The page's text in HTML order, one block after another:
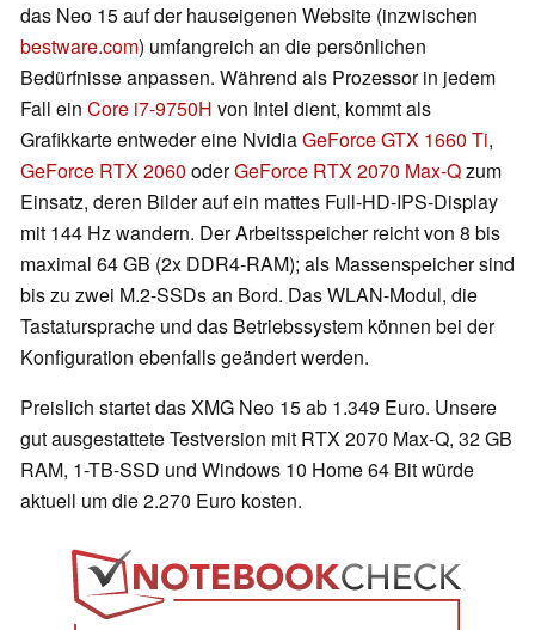
das Neo 15 auf der hauseigenen Website (inzwischen
bestware.com) umfangreich an die persönlichen
Bedürfnisse anpassen. Während als Prozessor in jedem
Fall ein Core i7-9750H von Intel dient, kommt als
Grafikkarte entweder eine NvidiaGeForce GTX 1660 Ti,
GeForce RTX 2060 oderGeForce RTX 2070 Max-Qzum
Einsatz, deren Bilder auf ein mattes Full-HD-IPS-Display
mit 144 Hz wandern. Der Arbeitsspeicher reicht von 8 bis
maximal 64 GB (2x DDR4-RAM); als Massenspeicher sind
bis zu zwei M.2-SSDs an Bord. Das WLAN-Modul, die
Tastatursprache und das Betriebssystem können bei der
Konfiguration ebenfalls geändert werden.
Preislich startet das XMG Neo 15 ab 1.349 Euro. Unsere
gut ausgestattete Testversion mit RTX 2070 Max-Q, 32 GB
RAM, 1-TB-SSD und Windows 10 Home 64 Bit würde
aktuell um die 2.270 Euro kosten.